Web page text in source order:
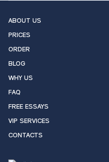
ABOUT US
PRICES
ORDER
BLOG
WHY US
FAQ
FREE ESSAYS
VIP SERVICES
CONTACTS